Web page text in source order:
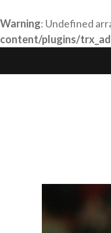
Warning: Undefined
content/plugins/